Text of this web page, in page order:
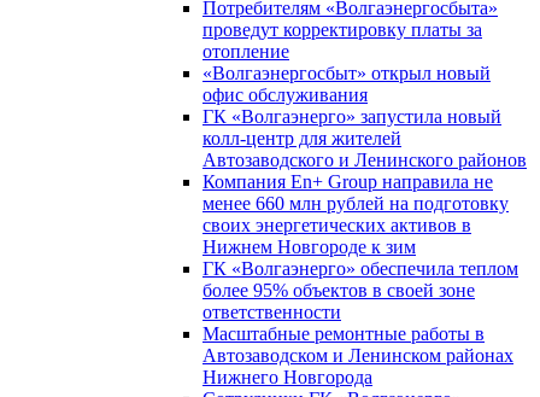
Потребителям «Волгаэнергосбыта»
проведут корректировку платы за
отопление
«Волгаэнергосбыт» открыл новый
офис обслуживания
ГК «Волгаэнерго» запустила новый
колл-центр для жителей
Автозаводского и Ленинского районов
Компания En+ Group направила не
менее 660 млн рублей на подготовку
своих энергетических активов в
Нижнем Новгороде к зим
ГК «Волгаэнерго» обеспечила теплом
более 95% объектов в своей зоне
ответственности
Масштабные ремонтные работы в
Автозаводском и Ленинском районах
Нижнего Новгорода